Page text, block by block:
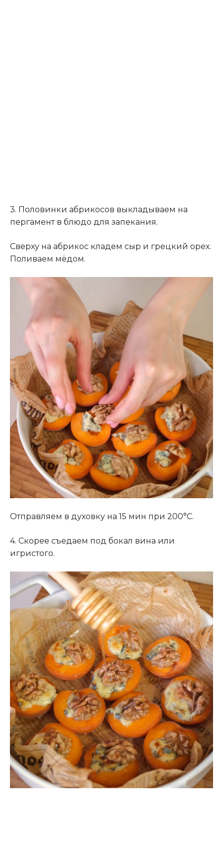
3. Половинки абрикосов выкладываем на
пергамент в блюдо для запекания.
Сверху на абрикос кладем сыр и грецкий орех.
Поливаем мёдом.
Отправляем в духовку на 15 мин при 200°C.
4. Скорее съедаем под бокал вина или
игристого.